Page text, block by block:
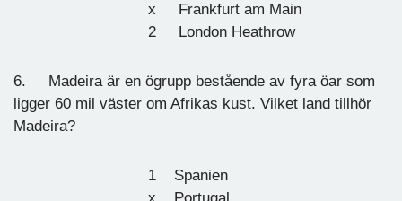
x Frankfurt am Main
2 London Heathrow
6. Madeira är en ögrupp bestående av fyra öar som
ligger 60 mil väster om Afrikas kust. Vilket land tillhör
Madeira?
1 Spanien